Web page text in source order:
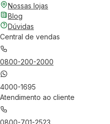
Nossas lojas
Blog
Dúvidas
Central de vendas
0800-200-2000
4000-1695
Atendimento ao cliente
0800-701-2523